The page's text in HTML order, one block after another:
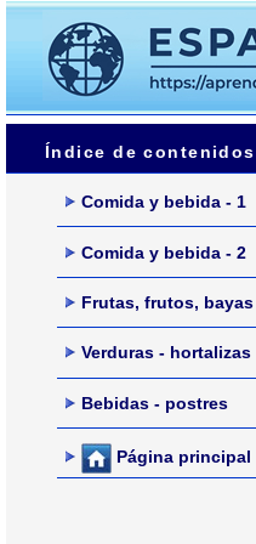
Índice de contenidos
Comida y bebida - 1
Comida y bebida - 2
Frutas, frutos, bayas
Verduras - hortalizas
Bebidas - postres
Página principal